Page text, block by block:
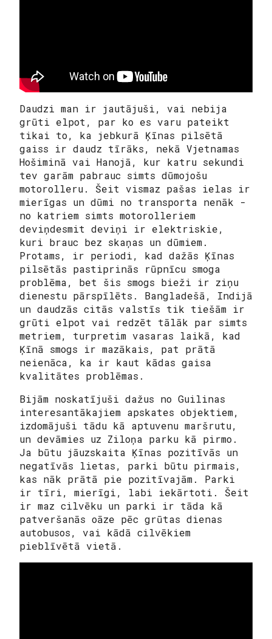
Daudzi man ir jautājuši, vai nebija
grūti elpot, par ko es varu pateikt
tikai to, ka jebkurā Ķīnas pilsētā
gaiss ir daudz tīrāks, nekā Vjetnamas
Hošiminā vai Hanojā, kur katru sekundi
tev garām pabrauc simts dūmojošu
motorolleru. Šeit vismaz pašas ielas ir
mierīgas un dūmi no transporta nenāk -
no katriem simts motorolleriem
deviņdesmit deviņi ir elektriskie,
kuri brauc bez skaņas un dūmiem.
Protams, ir periodi, kad dažās Ķīnas
pilsētās pastiprinās rūpnīcu smoga
problēma, bet šis smogs bieži ir ziņu
dienestu pārspīlēts. Bangladešā, Indijā
un daudzās citās valstīs tik tiešām ir
grūti elpot vai redzēt tālāk par simts
metriem, turpretim vasaras laikā, kad
Ķīnā smogs ir mazākais, pat prātā
neienāca, ka ir kaut kādas gaisa
kvalitātes problēmas.
Bijām noskatījuši dažus no Guilinas
interesantākajiem apskates objektiem,
izdomājuši tādu kā aptuvenu maršrutu,
un devāmies uz Ziloņa parku kā pirmo.
Ja būtu jāuzskaita Ķīnas pozitīvās un
negatīvās lietas, parki būtu pirmais,
kas nāk prātā pie pozitīvajām. Parki
ir tīri, mierīgi, labi iekārtoti. Šeit
ir maz cilvēku un parki ir tāda kā
patveršanās oāze pēc grūtas dienas
autobusos, vai kādā cilvēkiem
pieblīvētā vietā.